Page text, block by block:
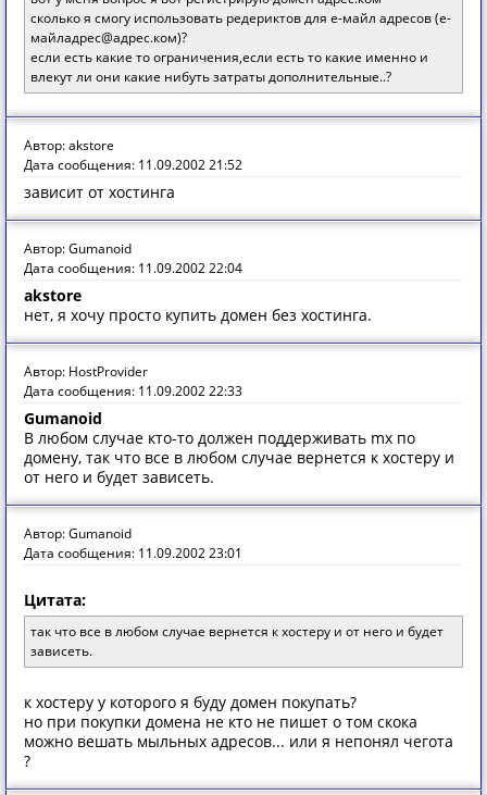
сколько я смогу использовать редериктов для е-майл адресов (е-
майладрес@адрес.ком)?
если есть какие то ограничения,если есть то какие именно и
влекут ли они какие нибуть затраты дополнительные..?
Автор: akstore
Дата сообщения: 11.09.2002 21:52
зависит от хостинга
Автор: Gumanoid
Дата сообщения: 11.09.2002 22:04
akstore
нет, я хочу просто купить домен без хостинга.
Автор: HostProvider
Дата сообщения: 11.09.2002 22:33
Gumanoid
В любом случае кто-то должен поддерживать mx по
домену, так что все в любом случае вернется к хостеру и
от него и будет зависеть.
Автор: Gumanoid
Дата сообщения: 11.09.2002 23:01
Цитата:
так что все в любом случае вернется к хостеру и от него и будет
зависеть.
к хостеру у которого я буду домен покупать?
но при покупки домена не кто не пишет о том скока
можно вешать мыльных адресов... или я непонял чегота
?